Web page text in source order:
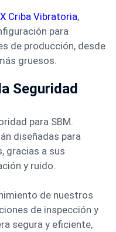
Criba Vibratoria,
para
de producción, desde
gruesos.
Seguridad
para SBM.
diseñadas para
gracias a sus
y ruido.
de nuestros
de inspección y
segura y eficiente,